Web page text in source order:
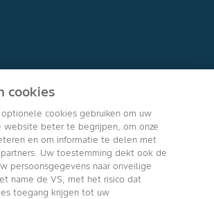
Bayer
cookies
cookies gebruiken om uw
website beter te begrijpen, om onze
en om informatie te delen met
Uw toestemming dekt ook de
persoonsgegevens naar onveilige
name de VS, met het risico dat
toegang krijgen tot uw